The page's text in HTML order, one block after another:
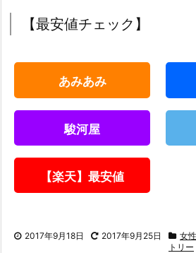
【最安値チェック】
あみあみ
駿河屋
【楽天】最安値
2017年9月18日 2017年9月25日 女
トリー